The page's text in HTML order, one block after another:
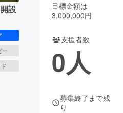
チャレンジ
性化
CAMPFIRE Creation
設
ー
目標金額は
3,000,000円
支援者数
0人
募集終了まで残
り